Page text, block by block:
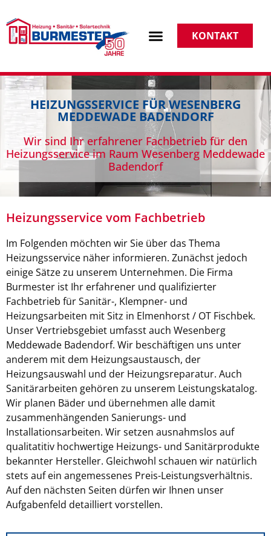
KONTAKT
HEIZUNGSSERVICE FÜR WESENBERG
MEDDEWADE BADENDORF
Wir sind Ihr erfahrener Fachbetrieb für den
Heizungsservice im Raum Wesenberg Meddewade
Badendorf
Heizungsservice vom Fachbetrieb
Im Folgenden möchten wir Sie über das Thema
Heizungsservice näher informieren. Zunächst jedoch
einige Sätze zu unserem Unternehmen. Die Firma
Burmester ist Ihr erfahrener und qualifizierter
Fachbetrieb für Sanitär-, Klempner- und
Heizungsarbeiten mit Sitz in Elmenhorst / OT Fischbek.
Unser Vertriebsgebiet umfasst auch Wesenberg
Meddewade Badendorf. Wir beschäftigen uns unter
anderem mit dem Heizungsaustausch, der
Heizungsauswahl und der Heizungsreparatur. Auch
Sanitärarbeiten gehören zu unserem Leistungskatalog.
Wir planen Bäder und übernehmen alle damit
zusammenhängenden Sanierungs- und
Installationsarbeiten. Wir setzen ausnahmslos auf
qualitatitiv hochwertige Heizungs- und Sanitärprodukte
bekannter Hersteller. Gleichwohl schauen wir natürlich
stets auf ein angemessenes Preis-Leistungsverhältnis.
Auf den nächsten Seiten dürfen wir Ihnen unser
Aufgabenfeld detailliert vorstellen.